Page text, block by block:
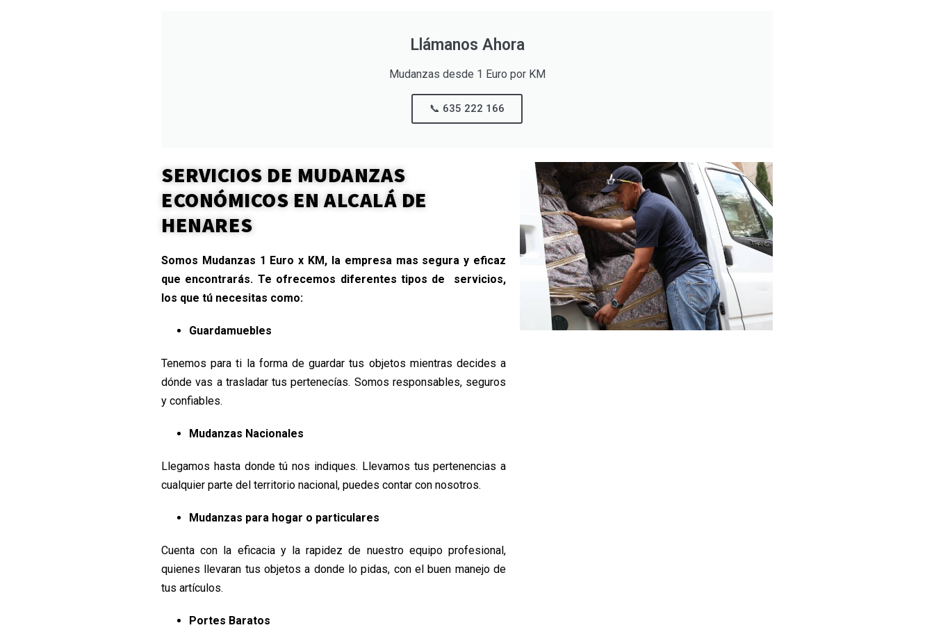
Llámanos Ahora
Mudanzas desde 1 Euro por KM
📞 635 222 166​
SERVICIOS DE MUDANZAS
ECONÓMICOS EN ALCALÁ DE
HENARES
Somos Mudanzas 1 Euro x KM, la empresa mas segura y eficaz
que encontrarás. Te ofrecemos diferentes tipos de
servicios,
los que tú necesitas como:
Guardamuebles
Tenemos para ti la forma de guardar tus objetos mientras decides a
dónde vas a trasladar tus pertenecías. Somos responsables, seguros
y confiables.
Mudanzas Nacionales
Llegamos hasta donde tú nos indiques. Llevamos tus pertenencias a
cualquier parte del territorio nacional, puedes contar con nosotros.
Mudanzas para hogar o particulares
Cuenta con la eficacia y la rapidez de nuestro equipo profesional,
quienes llevaran tus objetos a donde lo pidas, con el buen manejo de
tus artículos.
Portes Baratos